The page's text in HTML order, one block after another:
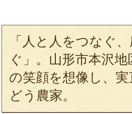
「人と人をつなぐ
ぐ」。山形市本沢
の笑顔を想像し、
どう農家。